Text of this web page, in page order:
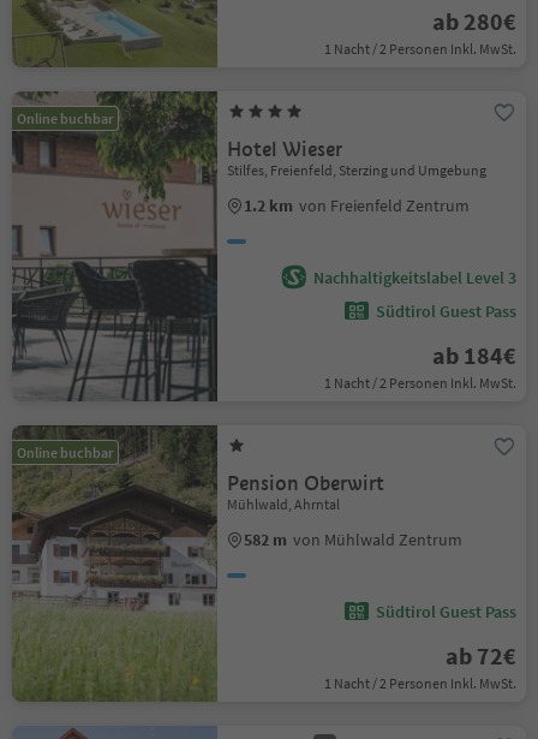
ab 280€
1 Nacht / 2 Personen Inkl. MwSt.
Online buchbar
Hotel Wieser
Stilfes, Freienfeld, Sterzing und Umgebung
1.2 km von Freienfeld Zentrum
Nachhaltigkeitslabel Level 3
Südtirol Guest Pass
ab 184€
1 Nacht / 2 Personen Inkl. MwSt.
Online buchbar
Pension Oberwirt
Mühlwald, Ahrntal
582 m von Mühlwald Zentrum
Südtirol Guest Pass
ab 72€
1 Nacht / 2 Personen Inkl. MwSt.